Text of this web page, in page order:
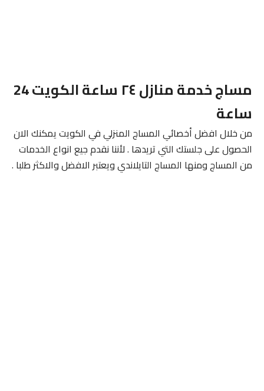
مساج خدمة منازل ٢٤ ساعة الكويت 24
ساعة
من خلال افضل أخصائي المساج المنزلي في الكويت يمكنك الان
الحصول على جلستك التي تريدها . لأننا نقدم جيع انواع الخدمات
من المساج ومنها المساج التايلاندي ويعتبر الافضل والاكثر طلبا .